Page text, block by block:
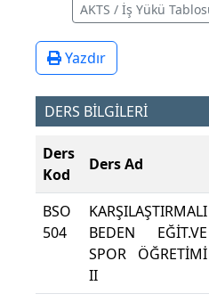
AKTS / İş Yükü
Yazdır
DERS BİLGİLERİ
Ders
Kod
Ders Ad
BSO
504
KARŞILAŞTIRMALI
BEDEN EĞİT.VE
SPOR ÖĞRETİMİ
II